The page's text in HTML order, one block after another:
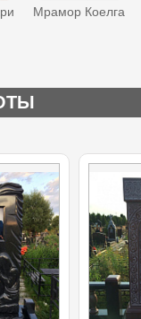
Мрамор Коелга